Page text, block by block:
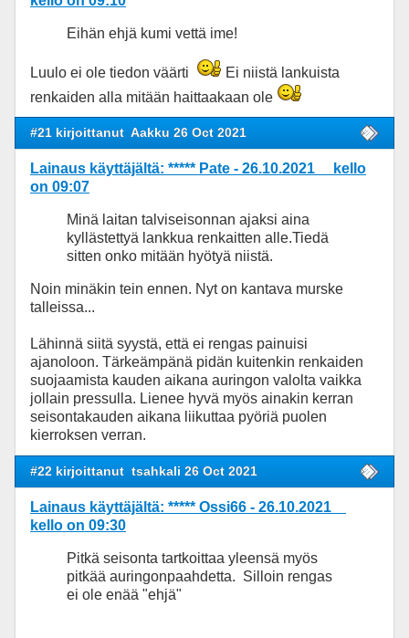
Eihän ehjä kumi vettä ime!
Luulo ei ole tiedon väärti
Ei niistä lankuista
renkaiden alla mitään haittaakaan ole
#21 kirjoittanut Aakku 26 Oct 2021
Lainaus käyttäjältä: ***** Pate - 26.10.2021 kello
on 09:07
Minä laitan talviseisonnan ajaksi aina
kyllästettyä lankkua renkaitten alle.Tiedä
sitten onko mitään hyötyä niistä.
Noin minäkin tein ennen. Nyt on kantava murske
talleissa...
Lähinnä siitä syystä, että ei rengas painuisi
ajanoloon. Tärkeämpänä pidän kuitenkin renkaiden
suojaamista kauden aikana auringon valolta vaikka
jollain pressulla. Lienee hyvä myös ainakin kerran
seisontakauden aikana liikuttaa pyöriä puolen
kierroksen verran.
#22 kirjoittanut tsahkali 26 Oct 2021
Lainaus käyttäjältä: ***** Ossi66 - 26.10.2021
kello on 09:30
Pitkä seisonta tartkoittaa yleensä myös
pitkää auringonpaahdetta. Silloin rengas
ei ole enää "ehjä"